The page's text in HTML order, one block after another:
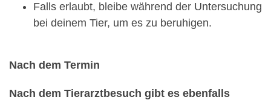
Falls erlaubt, bleibe während der Untersuchung
bei deinem Tier, um es zu beruhigen.
Nach dem Termin
Nach dem Tierarztbesuch gibt es ebenfalls